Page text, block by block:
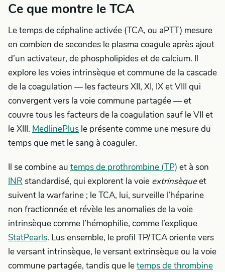
Ce que montre le TCA
Le temps de céphaline activée (TCA, ou aPTT) mesure
en combien de secondes le plasma coagule après ajout
d’un activateur, de phospholipides et de calcium. Il
explore les voies intrinsèque et commune de la cascade
de la coagulation — les facteurs XII, XI, IX et VIII qui
convergent vers la voie commune partagée — et
couvre tous les facteurs de la coagulation sauf le VII et
le XIII. MedlinePlus le présente comme une mesure du
temps que met le sang à coaguler.
Il se combine au temps de prothrombine (TP) et à son
INR standardisé, qui explorent la voie extrinsèqueet
suivent la warfarine ; le TCA, lui, surveille l’héparine
non fractionnée et révèle les anomalies de la voie
intrinsèque comme l’hémophilie, comme l’explique
StatPearls. Lus ensemble, le profil TP/TCA oriente vers
le versant intrinsèque, le versant extrinsèque ou la voie
commune partagée, tandis que letemps de thrombine